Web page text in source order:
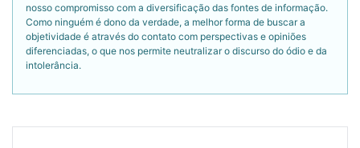
nosso compromisso com a diversificação das fontes de informação.
Como ninguém é dono da verdade, a melhor forma de buscar a
objetividade é através do contato com perspectivas e opiniões
diferenciadas, o que nos permite neutralizar o discurso do ódio e da
intolerância.